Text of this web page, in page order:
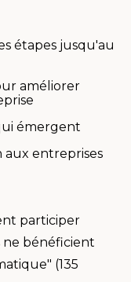
étapes jusqu'au
améliorer
émergent
aux entreprises
participer
ne bénéficient
(135